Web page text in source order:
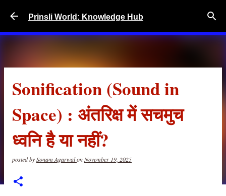
Skip to main content
Prinsli World: Knowledge Hub
Sonification (Sound in
Space) : अंतरिक्ष में सचमुच
ध्वनि है या नहीं?
posted bySonam AgarwalonNovember 19, 2025